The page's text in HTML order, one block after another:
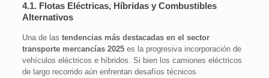
4.1. Flotas Eléctricas, Híbridas y Combustibles
Alternativos
Una de las tendencias más destacadas en el sector
transporte mercancías 2025es la progresiva incorporación de
vehículos eléctricos e híbridos. Si bien los camiones eléctricos
de largo recorrido aún enfrentan desafíos técnicos